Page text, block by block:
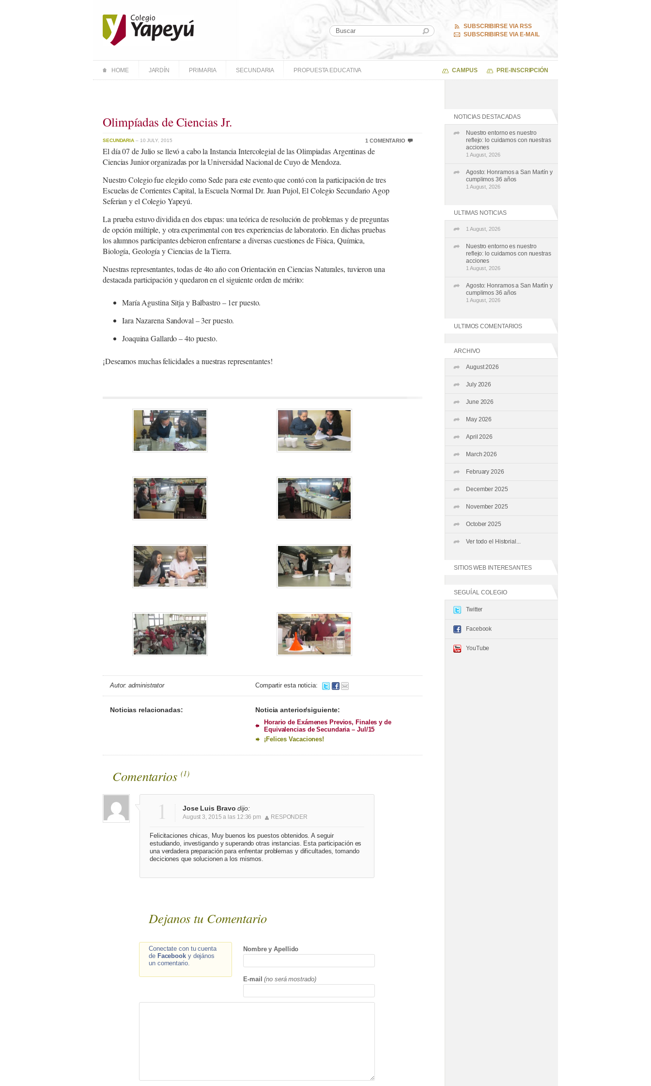
SUBSCRIBIRSE VIA RSS
SUBSCRIBIRSE VIA E-MAIL
HOME JARDÍN PRIMARIA SECUNDARIA PROPUESTA EDUCATIVA CAMPUS PRE-INSCRIPCIÓN
Olimpíadas de Ciencias Jr.
SECUNDARIA – 10 JULY, 2015 1 COMENTARIO
El día 07 de Julio se llevó a cabo la Instancia Intercolegial de las Olimpiadas Argentinas de
Ciencias Junior organizadas por la Universidad Nacional de Cuyo de Mendoza.
Nuestro Colegio fue elegido como Sede para este evento que contó con la participación de tres
Escuelas de Corrientes Capital, la Escuela Normal Dr. Juan Pujol, El Colegio Secundario Agop
Seferian y el Colegio Yapeyú.
La prueba estuvo dividida en dos etapas: una teórica de resolución de problemas y de preguntas
de opción múltiple, y otra experimental con tres experiencias de laboratorio. En dichas pruebas
los alumnos participantes debieron enfrentarse a diversas cuestiones de Física, Química,
Biología, Geología y Ciencias de la Tierra.
Nuestras representantes, todas de 4to año con Orientación en Ciencias Naturales, tuvieron una
destacada participación y quedaron en el siguiente orden de mérito:
María Agustina Sitja y Balbastro – 1er puesto.
Iara Nazarena Sandoval – 3er puesto.
Joaquina Gallardo – 4to puesto.
¡Deseamos muchas felicidades a nuestras representantes!
Autor: administrator Compartir esta noticia:
Noticias relacionadas: Noticia anterior/siguiente:
Horario de Exámenes Previos, Finales y de
Equivalencias de Secundaria – Jul/15
¡Felices Vacaciones!
Comentarios (1)
1 Jose Luis Bravo dijo:
August 3, 2015 a las 12:36 pm RESPONDER
Felicitaciones chicas, Muy buenos los puestos obtenidos. A seguir
estudiando, investigando y superando otras instancias. Esta participación es
una verdadera preparación para enfrentar problemas y dificultades, tomando
deciciones que solucionen a los mismos.
Dejanos tu Comentario
Conectate con tu cuenta
de Facebooky dejános
un comentario.
Nombre y Apellido
E-mail (no será mostrado)
NOTICIAS DESTACADAS
Nuestro entorno es nuestro
reflejo: lo cuidamos con nuestras
acciones
1 August, 2026
Agosto: Honramos a San Martín y
cumplimos 36 años
1 August, 2026
ULTIMAS NOTICIAS
1 August, 2026
Nuestro entorno es nuestro
reflejo: lo cuidamos con nuestras
acciones
1 August, 2026
Agosto: Honramos a San Martín y
cumplimos 36 años
1 August, 2026
ULTIMOS COMENTARIOS
ARCHIVO
August 2026
July 2026
June 2026
May 2026
April 2026
March 2026
February 2026
December 2025
November 2025
October 2025
Ver todo el Historial...
SITIOS WEB INTERESANTES
SEGUÍ AL COLEGIO
Twitter
Facebook
YouTube